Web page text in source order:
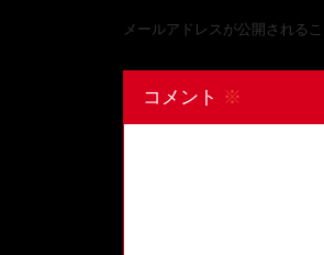
メールアドレスが公開される
コメント ※